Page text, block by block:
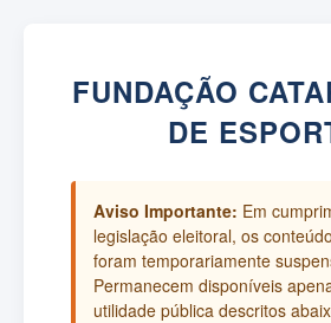
FUNDAÇÃO
DE
Aviso Importante: Em
legislação eleitoral, os
foram temporariamente
Permanecem disponíveis
utilidade pública descritos